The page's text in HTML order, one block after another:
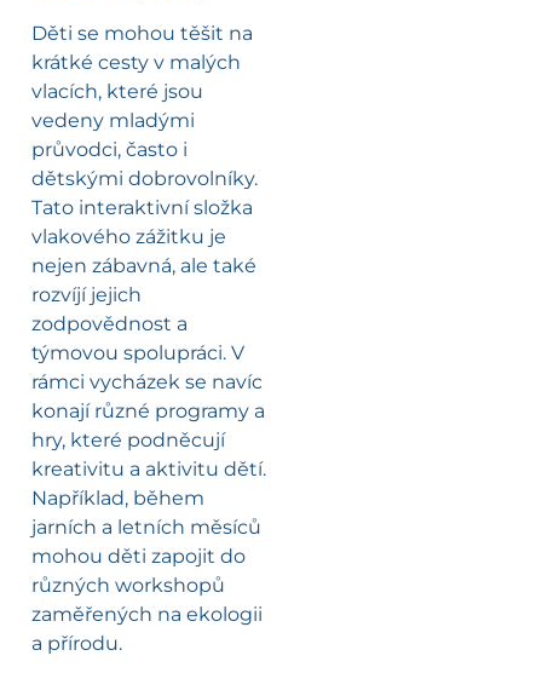
Děti se mohou těšit na
krátké cesty v malých
vlacích, které jsou
vedeny mladými
průvodci, často i
dětskými dobrovolníky.
Tato interaktivní složka
vlakového zážitku je
nejen zábavná, ale také
rozvíjí jejich
zodpovědnost a
týmovou spolupráci. V
rámci vycházek se navíc
konají různé programy a
hry, které podněcují
kreativitu a aktivitu dětí.
Například, během
jarních a letních měsíců
mohou děti zapojit do
různých workshopů
zaměřených na ekologii
a přírodu.